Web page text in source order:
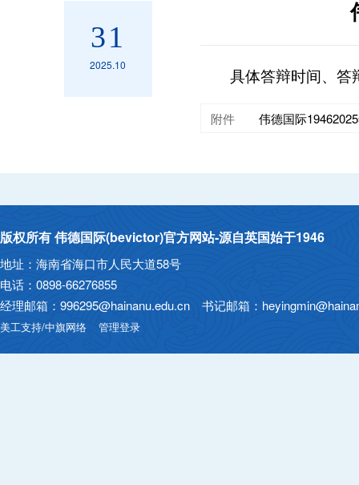
31
2025.10
具体答辩时间、答
附件 伟德国际
版权所有 伟德国际(bevictor)官方网站-源自英国始于1946
地址：海南省海口市人民大道58号
电话：0898-66276855
经理邮箱：996295@hainanu.edu.cn 书记邮箱：
美工支持/中旗网络 管理登录